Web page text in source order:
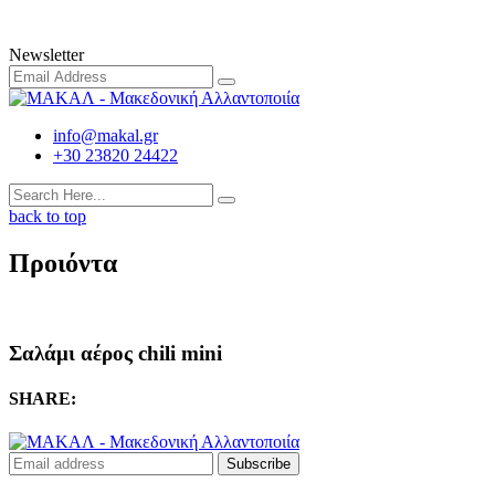
Newsletter
info@makal.gr
+30 23820 24422
back to top
Προιόντα
Σαλάμι αέρος chili mini
SHARE:
Subscribe